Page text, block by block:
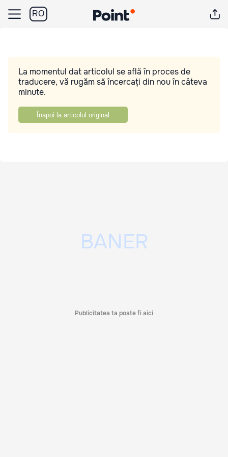
RO
La momentul dat articolul se află în proces de
traducere, vă rugăm să încercați din nou în câteva
minute.
Înapoi la articolul original
Publicitatea ta poate fi aici